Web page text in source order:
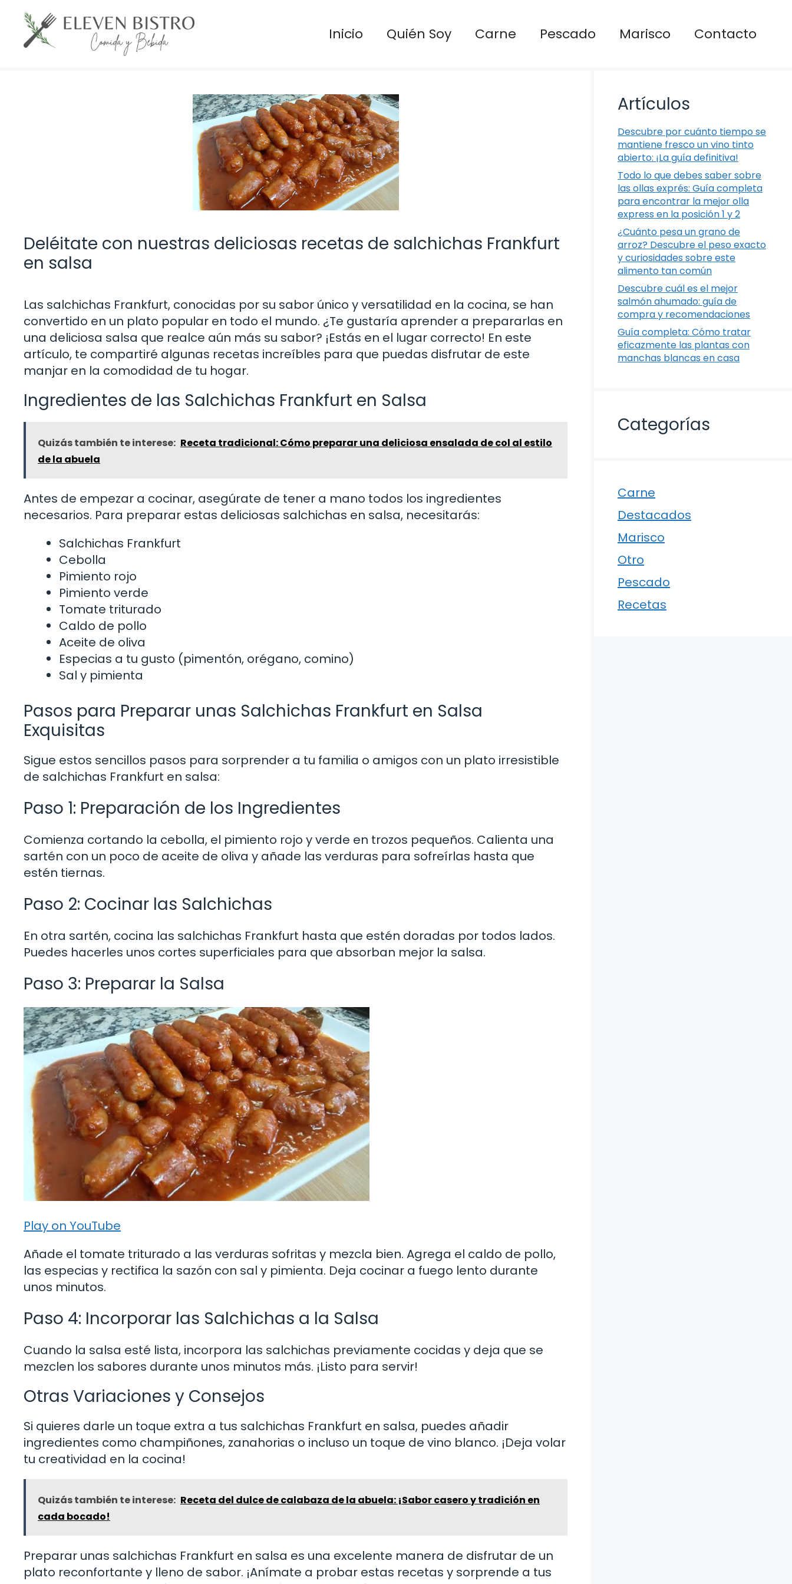
Saltar
contenido
Inicio Quién Soy Carne Pescado Marisco Contacto
Deléitate con nuestras deliciosas recetas de salchichas Frankfurt
en salsa
Las salchichas Frankfurt, conocidas por su sabor único y versatilidad en la cocina, se han
convertido en un plato popular en todo el mundo. ¿Te gustaría aprender a prepararlas en
una deliciosa salsa que realce aún más su sabor? ¡Estás en el lugar correcto! En este
artículo, te compartiré algunas recetas increíbles para que puedas disfrutar de este
manjar en la comodidad de tu hogar.
Ingredientes de las Salchichas Frankfurt en Salsa
Quizás también te interese: Receta tradicional: Cómo preparar una deliciosa ensalada de col al estilo
de la abuela
Antes de empezar a cocinar, asegúrate de tener a mano todos los ingredientes
necesarios. Para preparar estas deliciosas salchichas en salsa, necesitarás:
Salchichas Frankfurt
Cebolla
Pimiento rojo
Pimiento verde
Tomate triturado
Caldo de pollo
Aceite de oliva
Especias a tu gusto (pimentón, orégano, comino)
Sal y pimienta
Pasos para Preparar unas Salchichas Frankfurt en Salsa
Exquisitas
Sigue estos sencillos pasos para sorprender a tu familia o amigos con un plato irresistible
de salchichas Frankfurt en salsa:
Paso 1: Preparación de los Ingredientes
Comienza cortando la cebolla, el pimiento rojo y verde en trozos pequeños. Calienta una
sartén con un poco de aceite de oliva y añade las verduras para sofreírlas hasta que
estén tiernas.
Paso 2: Cocinar las Salchichas
En otra sartén, cocina las salchichas Frankfurt hasta que estén doradas por todos lados.
Puedes hacerles unos cortes superficiales para que absorban mejor la salsa.
Paso 3: Preparar la Salsa
Play on YouTube
Añade el tomate triturado a las verduras sofritas y mezcla bien. Agrega el caldo de pollo,
las especias y rectifica la sazón con sal y pimienta. Deja cocinar a fuego lento durante
unos minutos.
Paso 4: Incorporar las Salchichas a la Salsa
Cuando la salsa esté lista, incorpora las salchichas previamente cocidas y deja que se
mezclen los sabores durante unos minutos más. ¡Listo para servir!
Otras Variaciones y Consejos
Si quieres darle un toque extra a tus salchichas Frankfurt en salsa, puedes añadir
ingredientes como champiñones, zanahorias o incluso un toque de vino blanco. ¡Deja volar
tu creatividad en la cocina!
Quizás también te interese: Receta del dulce de calabaza de la abuela: ¡Sabor casero y tradición en
cada bocado!
Preparar unas salchichas Frankfurt en salsa es una excelente manera de disfrutar de un
plato reconfortante y lleno de sabor. ¡Anímate a probar estas recetas y sorprende a tus
Artículos
Descubre por cuánto tiempo se
mantiene fresco un vino tinto
abierto: ¡La guía definitiva!
Todo lo que debes saber sobre
las ollas exprés: Guía completa
para encontrar la mejor olla
express en la posición 1 y 2
¿Cuánto pesa un grano de
arroz? Descubre el peso exacto
y curiosidades sobre este
alimento tan común
Descubre cuál es el mejor
salmón ahumado: guía de
compra y recomendaciones
Guía completa: Cómo tratar
eficazmente las plantas con
manchas blancas en casa
Categorías
Carne
Destacados
Marisco
Otro
Pescado
Recetas